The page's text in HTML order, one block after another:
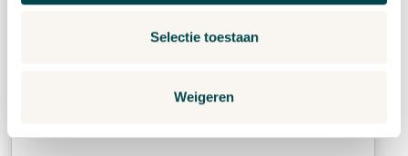
Selectie toestaan
Weigeren